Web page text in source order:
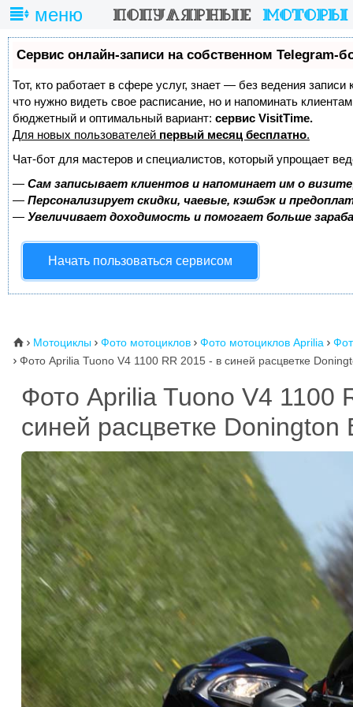
меню
Сервис онлайн-записи на собственном Telegram-
Тот, кто работает в сфере услуг, знает — без ведения записи
что нужно видеть свое расписание, но и напоминать
бюджетный и оптимальный вариант: сервис VisitTime.
Для новых пользователей первый месяц бесплатно.
Чат-бот для мастеров и специалистов, который упрощает
— Сам записывает клиентов и напоминает им о
— Персонализирует скидки, чаевые, кэшбэк и
— Увеличивает доходимость и помогает больше
Начать пользоваться сервисом
⌂  Мотоциклы  Фото мотоциклов  Фото мотоциклов Aprilia 
 Фото Aprilia Tuono V4 1100 RR 2015 - в синей расцветке
Фото Aprilia Tuono V4 1100
синей расцветке Donington